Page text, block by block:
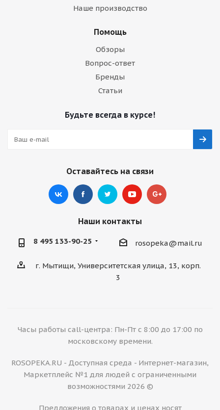
Наше производство
Помощь
Обзоры
Вопрос-ответ
Бренды
Статьи
Будьте всегда в курсе!
Оставайтесь на связи
Наши контакты
8 495 133-90-25 rosopeka@mail.ru
г. Мытищи, Университетская улица, 13, корп.
3
Часы работы call-центра: Пн-Пт с 8:00 до 17:00 по
московскому времени.
ROSOPEKA.RU - Доступная среда - Интернет-магазин,
Маркетплейс №1 для людей с ограниченными
возможностями 2026 ©
Предложения о товарах и ценах носят